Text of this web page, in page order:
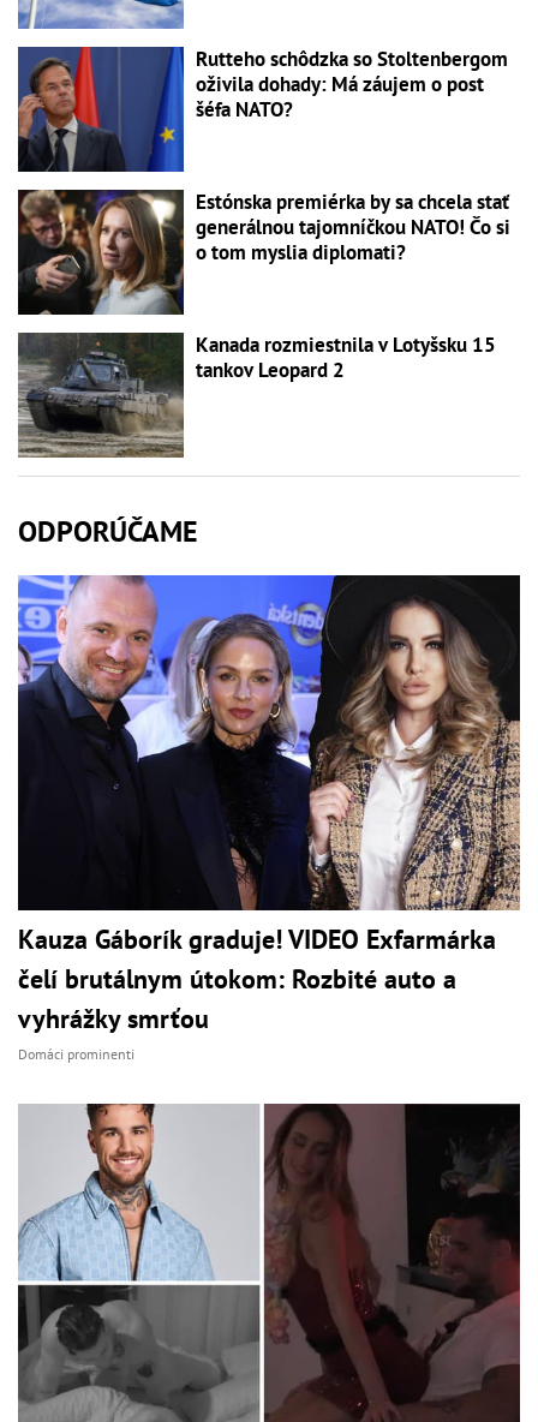
Rutteho schôdzka so Stoltenbergom
oživila dohady: Má záujem o post
šéfa NATO?
Estónska premiérka by sa chcela stať
generálnou tajomníčkou NATO! Čo si
o tom myslia diplomati?
Kanada rozmiestnila v Lotyšsku 15
tankov Leopard 2
ODPORÚČAME
Kauza Gáborík graduje! VIDEO Exfarmárka
čelí brutálnym útokom: Rozbité auto a
vyhrážky smrťou
Domáci prominenti